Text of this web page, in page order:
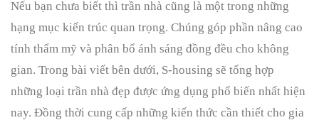
Nếu bạn chưa biết thì trần nhà cũng là một trong những
hạng mục kiến trúc quan trọng. Chúng góp phần nâng cao
tính thẩm mỹ và phân bổ ánh sáng đồng đều cho không
gian. Trong bài viết bên dưới, S-housing sẽ tổng hợp
những loại trần nhà đẹp được ứng dụng phổ biến nhất hiện
nay. Đồng thời cung cấp những kiến thức cần thiết cho gia